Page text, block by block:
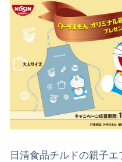
日清食品チルドの親子